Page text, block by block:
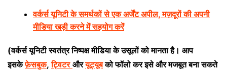
वर्कर्स यूनिटी के समर्थकों से एक अर्जेंट अपील, मज़दूरों की अपनी
मीडिया खड़ी करने में सहयोग करें
(वर्कर्स यूनिटी स्वतंत्र निष्पक्ष मीडिया के उसूलों को मानता है। आप
इसकेफ़ेसबुक,ट्विटर औरयूट्यूब को फॉलो कर इसे और मजबूत बना सकते